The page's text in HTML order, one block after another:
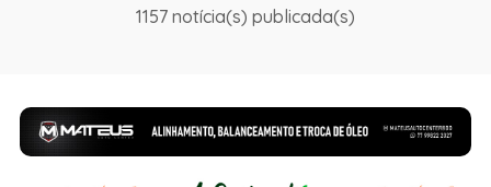
1157 notícia(s) publicada(s)